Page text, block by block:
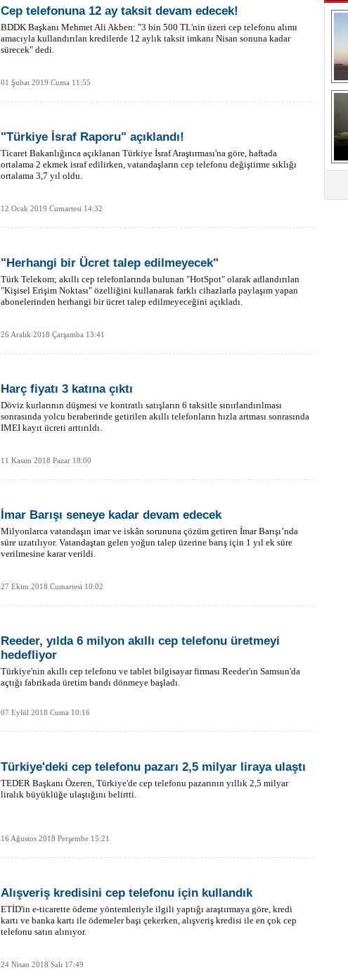
Cep telefonuna 12 ay taksit devam edecek!
BDDK Başkanı Mehmet Ali Akben: "3 bin 500 TL'nin üzeri cep telefonu alımı
amacıyla kullandırılan kredilerde 12 aylık taksit imkanı Nisan sonuna kadar
sürecek" dedi.
01 Şubat 2019 Cuma 11:55
"Türkiye İsraf Raporu" açıklandı!
Ticaret Bakanlığınca açıklanan Türkiye İsraf Araştırması'na göre, haftada
ortalama 2 ekmek israf edilirken, vatandaşların cep telefonu değiştirme sıklığı
ortalama 3,7 yıl oldu.
12 Ocak 2019 Cumartesi 14:32
"Herhangi bir Ücret talep edilmeyecek"
Türk Telekom; akıllı cep telefonlarında bulunan "HotSpot" olarak adlandırılan
"Kişisel Erişim Noktası" özelliğini kullanarak farklı cihazlarla paylaşım yapan
abonelerinden herhangi bir ücret talep edilmeyeceğini açıkladı.
26 Aralık 2018 Çarşamba 13:41
Harç fiyatı 3 katına çıktı
Döviz kurlarının düşmesi ve kontratlı satışların 6 taksitle sınırlandırılması
sonrasında yolcu beraberinde getirilen akıllı telefonların hızla artması sonrasında
IMEI kayıt ücreti arttırıldı.
11 Kasım 2018 Pazar 18:00
İmar Barışı seneye kadar devam edecek
Milyonlarca vatandaşın imar ve iskân sorununa çözüm getiren İmar Barışı’nda
süre uzatılıyor. Vatandaştan gelen yoğun talep üzerine barış için 1 yıl ek süre
verilmesine karar verildi.
27 Ekim 2018 Cumartesi 10:02
Reeder, yılda 6 milyon akıllı cep telefonu üretmeyi
hedefliyor
Türkiye'nin akıllı cep telefonu ve tablet bilgisayar firması Reeder'ın Samsun'da
açtığı fabrikada üretim bandı dönmeye başladı.
07 Eylül 2018 Cuma 10:16
Türkiye'deki cep telefonu pazarı 2,5 milyar liraya ulaştı
TEDER Başkanı Özeren, Türkiye'de cep telefonu pazarının yıllık 2,5 milyar
liralık büyüklüğe ulaştığını belirtti.
16 Ağustos 2018 Perşembe 15:21
Alışveriş kredisini cep telefonu için kullandık
ETİD'in e-ticarette ödeme yöntemleriyle ilgili yaptığı araştırmaya göre, kredi
kartı ve banka kartı ile ödemeler başı çekerken, alışveriş kredisi ile en çok cep
telefonu satın alınıyor.
24 Nisan 2018 Salı 17:49